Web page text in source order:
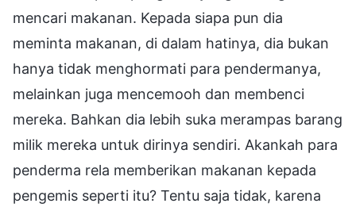
mencari makanan. Kepada siapa pun dia
meminta makanan, di dalam hatinya, dia bukan
hanya tidak menghormati para pendermanya,
melainkan juga mencemooh dan membenci
mereka. Bahkan dia lebih suka merampas barang
milik mereka untuk dirinya sendiri. Akankah para
penderma rela memberikan makanan kepada
pengemis seperti itu? Tentu saja tidak, karena